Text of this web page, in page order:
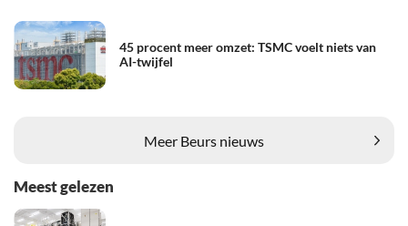
45 procent meer omzet: TSMC voelt niets van
AI-twijfel
Meer Beurs nieuws
Meest gelezen